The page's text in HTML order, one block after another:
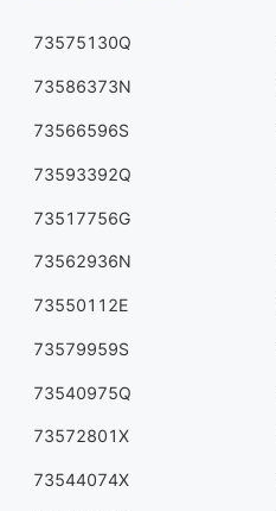
73575130Q
73586373N
73566596S
73593392Q
73517756G
73562936N
73550112E
73579959S
73540975Q
73572801X
73544074X